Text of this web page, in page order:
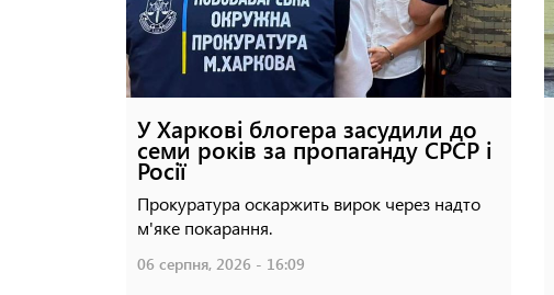
У Харкові блогера засудили до
семи років за пропаганду СРСР і
Росії
Прокуратура оскаржить вирок через надто
м'яке покарання.
06 серпня, 2026 - 16:09